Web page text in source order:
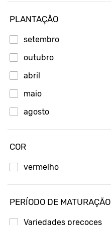
PLANTAÇÃO
setembro
outubro
abril
maio
agosto
COR
vermelho
PERÍODO DE MATURAÇÃO
Variedades precoces